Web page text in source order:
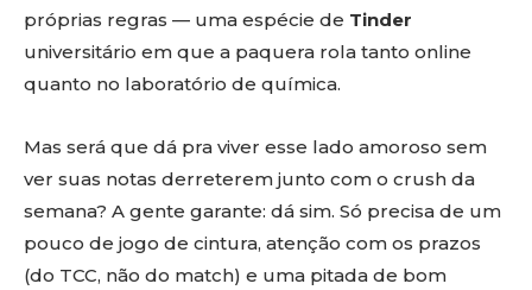
próprias regras — uma espécie de Tinder
universitário em que a paquera rola tanto online
quanto no laboratório de química.
Mas será que dá pra viver esse lado amoroso sem
ver suas notas derreterem junto com o crush da
semana? A gente garante: dá sim. Só precisa de um
pouco de jogo de cintura, atenção com os prazos
(do TCC, não do match) e uma pitada de bom